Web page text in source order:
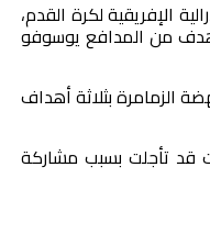
الإفريقية لكرة القدم،
الذي سجل هدفين (د 3 ود22)، بالإضافة إلى هدف من المدافع يوسوفو
الزمامرة بثلاثة أهداف
قد تأجلت بسبب مشاركة